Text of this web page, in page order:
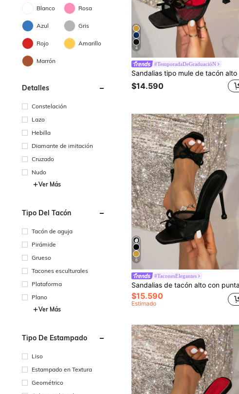
Blanco Rosa
Azul Gris
Rojo Amarillo
Marrón
Detalles
Constelación
Lazo
Hebilla
Diamante de imitación
Cruzado
Nudo
Ver Más
Tipo Del Tacón
Tacón de aguja
Pirámide
Grueso
Tacones esculturales
Plataforma
Plano
Ver Más
Tipo De Estampado
Liso
Estampado en Textura
Geométrico
4
#TemporadaDeGraduacióN
$14.590
6
#TaconesElegantes
$15.590
Estimado